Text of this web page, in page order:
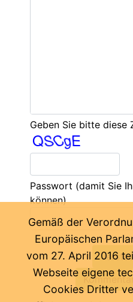
Geben Sie bitte diese
Passwort (damit Sie
können)
Gemäß der
Europäischen
vom 27. April 2016
Webseite eigene
Cookies Dritter